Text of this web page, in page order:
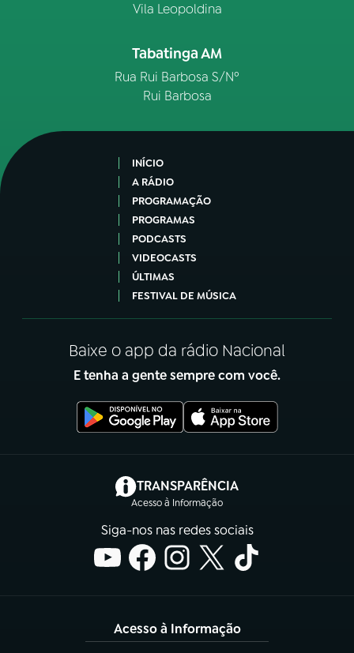
Vila Leopoldina
Tabatinga AM
Rua Rui Barbosa S/Nº
Rui Barbosa
INÍCIO
A RÁDIO
PROGRAMAÇÃO
PROGRAMAS
PODCASTS
VIDEOCASTS
ÚLTIMAS
FESTIVAL DE MÚSICA
Baixe o app da rádio Nacional
E tenha a gente sempre com você.
TRANSPARÊNCIA
Acesso à Informação
(abre em nova aba)
Siga-nos nas redes sociais
Acesso à Informação